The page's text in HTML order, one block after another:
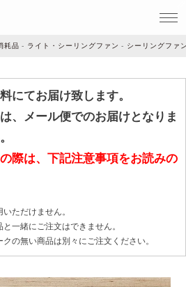
耗品 ライト・シーリングファン シーリングファ
にてお届け致します。
、メール便でのお届けとなりま
際は、下記注意事項をお読みの
ただけません。
一緒にご注文はできません。
の無い商品は別々にご注文ください。